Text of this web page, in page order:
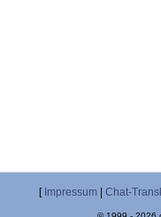
[ Impressum Chat-